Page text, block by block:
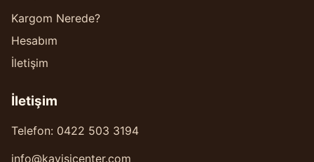
Kargom Nerede?
Hesabım
İletişim
İletişim
Telefon: 0422 503 3194
info@kayisicenter.com